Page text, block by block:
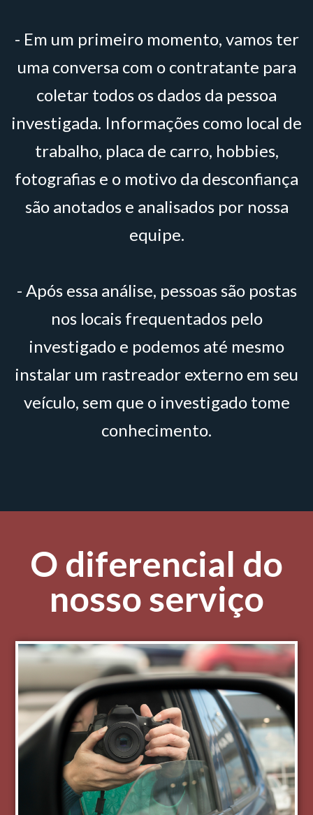
- Em um primeiro momento, vamos ter
uma conversa com o contratante para
coletar todos os dados da pessoa
investigada. Informações como local de
trabalho, placa de carro, hobbies,
fotografias e o motivo da desconfiança
são anotados e analisados por nossa
equipe.
- Após essa análise, pessoas são postas
nos locais frequentados pelo
investigado e podemos até mesmo
instalar um rastreador externo em seu
veículo, sem que o investigado tome
conhecimento.
O diferencial do
nosso serviço